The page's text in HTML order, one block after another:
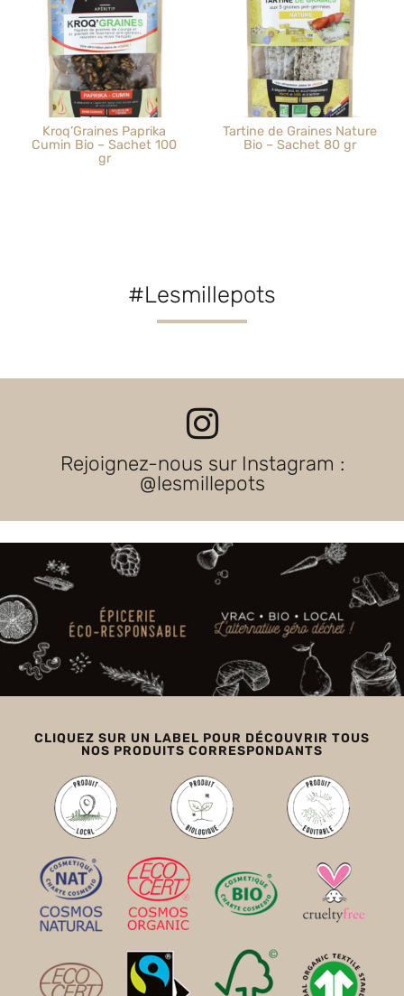
Kroq’Graines Paprika
Cumin Bio – Sachet 100
gr
Tartine de Graines Nature
Bio – Sachet 80 gr
#Lesmillepots
Rejoignez-nous sur Instagram :
@lesmillepots
CLIQUEZ SUR UN LABEL POUR DÉCOUVRIR TOUS
NOS PRODUITS CORRESPONDANTS